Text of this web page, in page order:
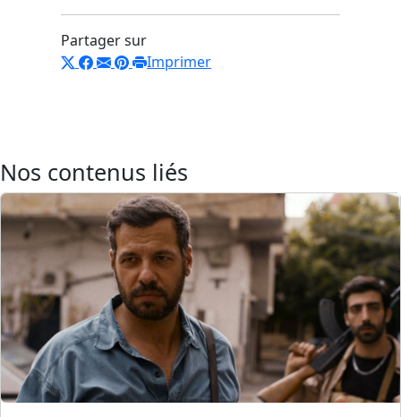
Partager sur
Imprimer
Nos contenus liés